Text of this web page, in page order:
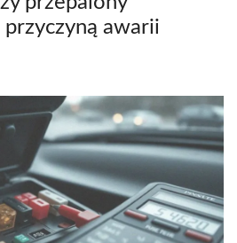
awarii